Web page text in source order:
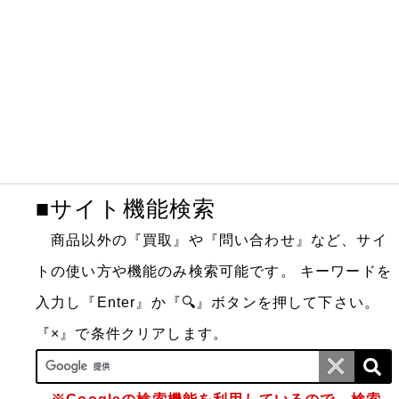
■サイト機能検索
商品以外の『買取』や『問い合わせ』など、サイ
トの使い方や機能のみ検索可能です。 キーワードを
入力し『Enter』か『🔍』ボタンを押して下さい。
『×』で条件クリアします。